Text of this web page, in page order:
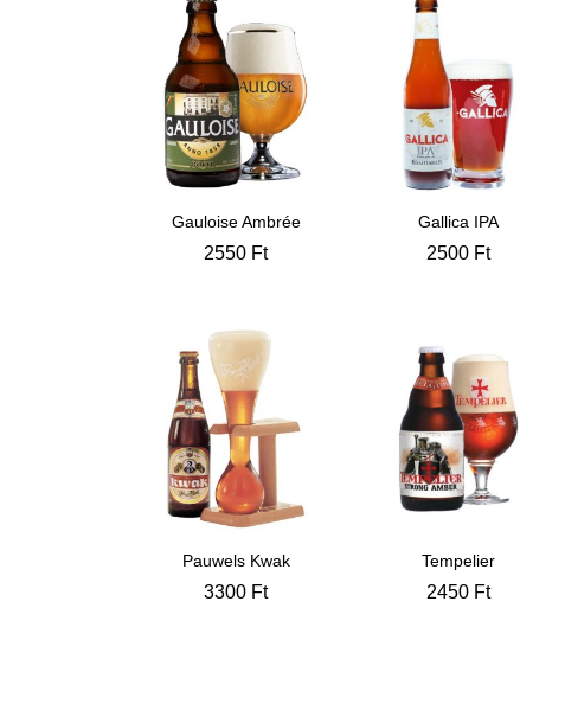
Gauloise Ambrée
2550 Ft
Gallica IPA
2500 Ft
Pauwels Kwak
3300 Ft
Tempelier
2450 Ft